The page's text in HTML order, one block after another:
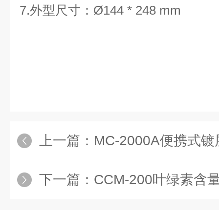
7.外型尺寸：Ø144 * 248 mm
上一篇： MC-2000A便携式镀
下一篇： CCM-200叶绿素含